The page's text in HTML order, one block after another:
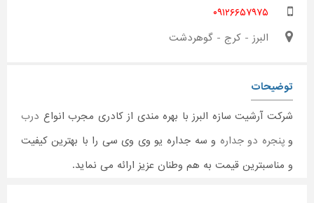
۰۹۱۲۶۶۵۷۹۷۵
البرز - کرج - گوهردشت
توضیحات
شرکت آرشیت سازه البرز با بهره مندی از کادری مجرب انواع درب
وپنجره دو جداره و سه جداره یو وی وی سی را با بهترین کیفیت
و مناسبترین قیمت به هم وطنان عزیز ارائه می نماید.